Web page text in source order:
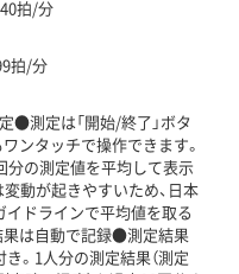
40拍/分
拍/分
●測定は「開始/終了」ボタ
ンタッチで操作できます。
の測定値を平均して表示
変動が起きやすいため、日本
ドラインで平均値を取る
は自動で記録●測定結果
。1人分の測定結果（測定